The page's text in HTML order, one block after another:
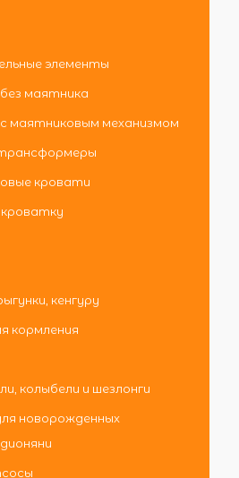
элементы
маятника
маятниковым механизмом
кровати
кенгуру
кормления
колыбели и шезлонги
новорожденных